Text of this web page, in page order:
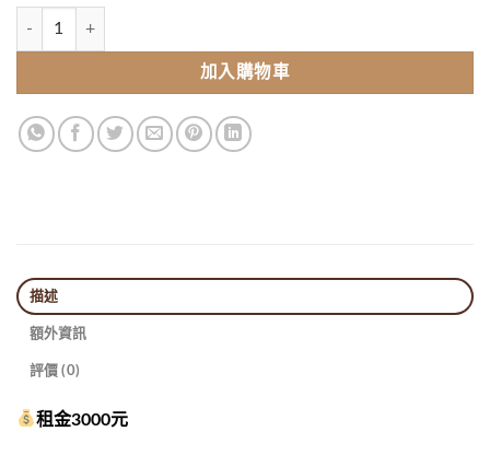
相片&收禮桌-古典玫瑰 數量
加入購物車
描述
額外資訊
評價 (0)
租金3000元